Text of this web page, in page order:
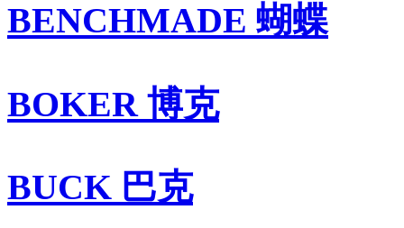
BENCHMADE 蝴蝶
BOKER 博克
BUCK 巴克